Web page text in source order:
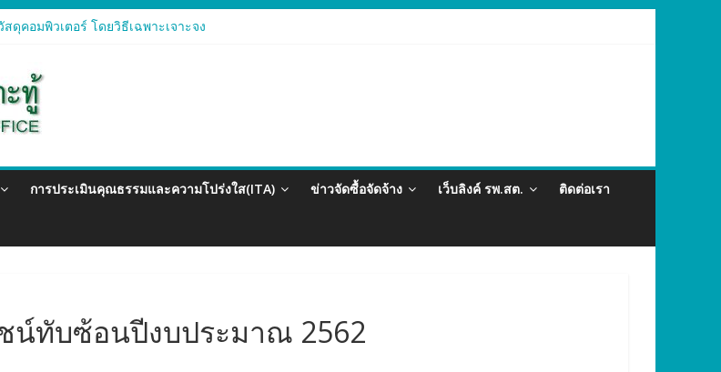
ดุคอมพิวเตอร์ โดยวิธีเฉพาะเจาะจง
นบ้านงานครัว โดยวิธีเฉพาะเจาะจง
สำนักงาน โดยวิธีเฉพาะเจาะจง
การประเมินคุณธรรมและความโปร่งใส(ITA) ข่าวจัดซื้อจัดจ้าง เว็บลิงค์ รพ.สต. ติดต่อเรา
น์ทับซ้อนปีงบประมาณ 2562